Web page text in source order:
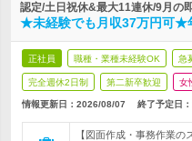
認定/土日祝休&最大11連休/9月の
★未経験でも月収37万円可★
正社員 職種・業種未経験OK 急
完全週休2日制 第二新卒歓迎 女
情報更新日：2026/08/07 終了予定日：
【図面作成・事務作業